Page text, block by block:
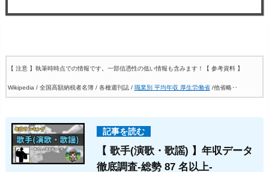
【 注意 】執筆時時点での情報です。一部信憑性の低い情報も含みます！ 【 参考資料 】
Wikipedia / 全国高額納税者名簿 / 各種週刊誌 / 職業別 平均年収 厚生労働省/他省略‥
【 歌手(演歌・歌謡) 】年収データ
徹底調査-総勢 87 名以上-